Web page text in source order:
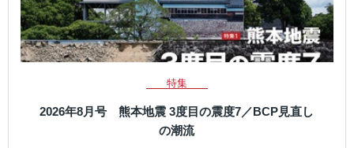
特集
2026年8月号 熊本地震 3度目の震度7／BCP見直し
の潮流